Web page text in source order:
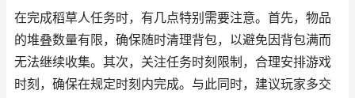
在完成稻草人任务时，有几点特别需要注意。首先，物品
的堆叠数量有限，确保随时清理背包，以避免因背包满而
无法继续收集。其次，关注任务时刻限制，合理安排游戏
时刻，确保在规定时刻内完成。与此同时，建议玩家多交